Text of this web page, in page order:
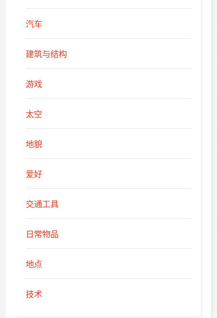
汽车
建筑与结构
游戏
太空
地貌
爱好
交通工具
日常物品
地点
技术